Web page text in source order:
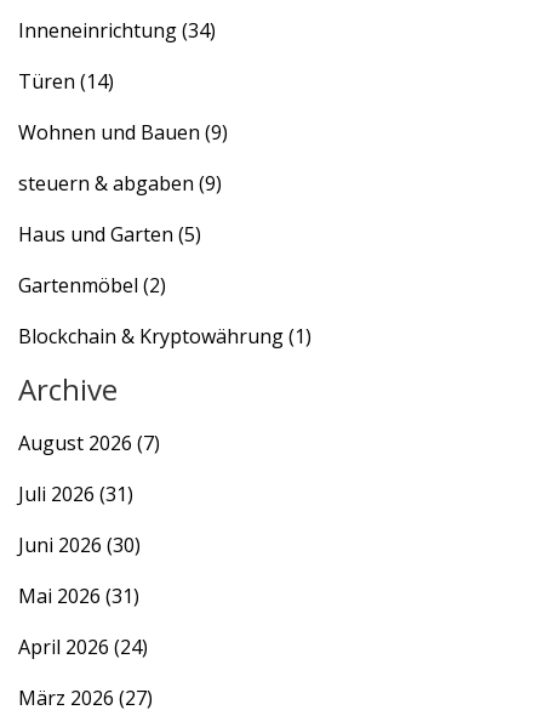
Inneneinrichtung(34)
Türen (14)
Wohnen und Bauen (9)
steuern & abgaben (9)
Haus und Garten (5)
Gartenmöbel (2)
Blockchain & Kryptowährung(1)
Archive
August 2026 (7)
Juli 2026 (31)
Juni 2026 (30)
Mai 2026 (31)
April 2026 (24)
März 2026 (27)